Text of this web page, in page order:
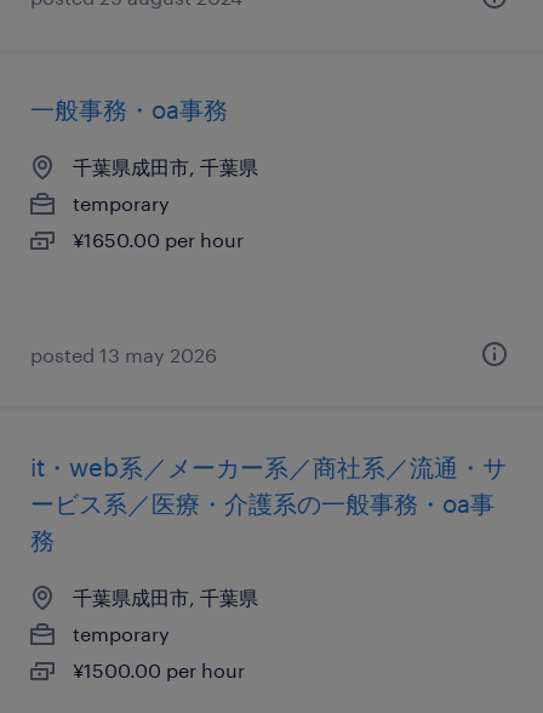
一般事務・oa事務
千葉県成田市, 千葉県
temporary
¥1650.00 per hour
posted 13 may 2026
it・web系／メーカー系／商社系／流通・サ
ービス系／医療・介護系の一般事務・oa事
務
千葉県成田市, 千葉県
temporary
¥1500.00 per hour